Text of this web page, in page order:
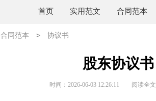
首页 实用范文 合同范本
合同范本 > 协议书
股东协议书
时间：2026-06-03 12:26:11 阅读全文